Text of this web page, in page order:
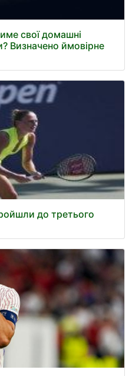
свої домашні
Визначено ймовірне
до третього